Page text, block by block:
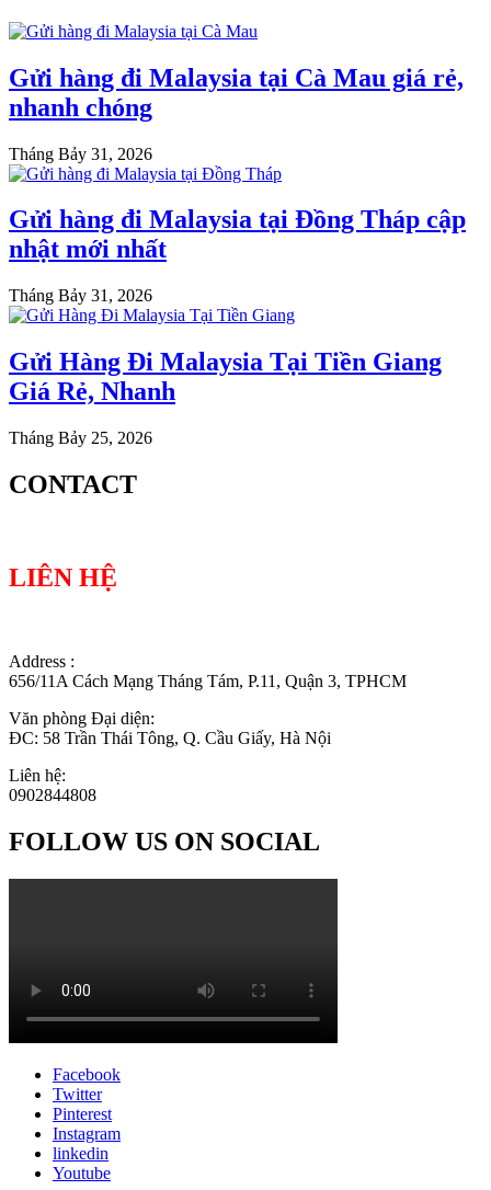
Gửi hàng đi Malaysia tại Cà Mau giá rẻ,
nhanh chóng
Tháng Bảy 31, 2026
Gửi hàng đi Malaysia tại Đồng Tháp cập
nhật mới nhất
Tháng Bảy 31, 2026
Gửi Hàng Đi Malaysia Tại Tiền Giang
Giá Rẻ, Nhanh
Tháng Bảy 25, 2026
CONTACT
LIÊN HỆ
Address :
656/11A Cách Mạng Tháng Tám, P.11, Quận 3, TPHCM
Văn phòng Đại diện:
ĐC: 58 Trần Thái Tông, Q. Cầu Giấy, Hà Nội
Liên hệ:
0902844808
FOLLOW US ON SOCIAL
Facebook
Twitter
Pinterest
Instagram
linkedin
Youtube